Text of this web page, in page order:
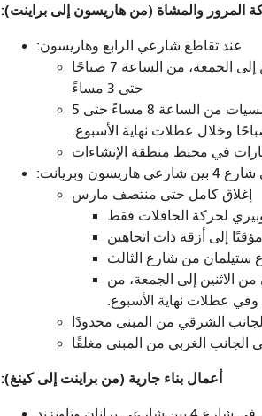
المرور والمشاة (من هاريسون إلى براينت):
عند تقاطع شارعي الرابع وهاريسون:
سيبقى مساران مروريان مفتوحين في شارع هاريسون، من الاثنين إلى الجمعة، من الساعة 7 صباحًا
حتى 3 مساءً
قد يكون الوصول إلى الطريق السريع I-80 محدودًا في بعض الأمسيات من الساعة 8 مساءً حتى 5
وخلال عطلات نهاية الأسبوع.
في محيط منطقة الإنشاءات
شارعي هاريسون وبريانت:
إغلاق كامل حتى منتصف مارس
لحركة الحافلات فقط
إلى أزقة ذات اتجاهين
ستيلمان من شارع الثالث
الاثنين إلى الجمعة، من
الشرقي من المبنى محدودًا
الغربي من المبنى مغلقًا
أعمال بناء جارية (من براينت إلى كينغ):